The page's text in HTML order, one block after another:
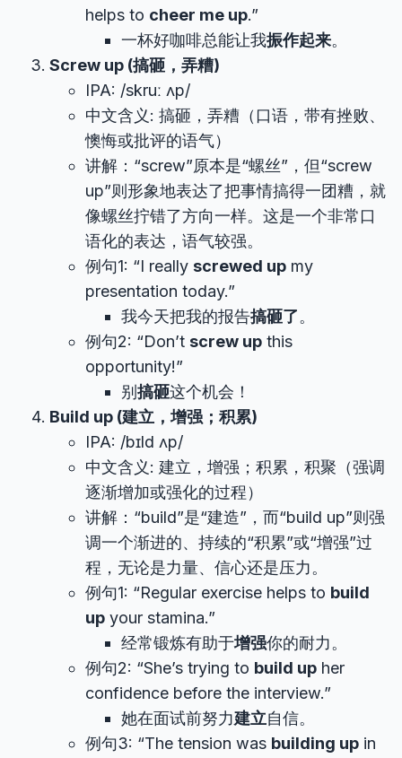
helps to cheer me up.”
一杯好咖啡总能让我振作起来。
Screw up (搞砸，弄糟)
IPA: /skruː ʌp/
中文含义: 搞砸，弄糟（口语，带有挫败、
懊悔或批评的语气）
讲解：“screw”原本是“螺丝”，但“screw
up”则形象地表达了把事情搞得一团糟，就
像螺丝拧错了方向一样。这是一个非常口
语化的表达，语气较强。
例句1: “I really screwed up my
presentation today.”
我今天把我的报告搞砸了。
例句2: “Don’t screw up this
opportunity!”
别搞砸这个机会！
Build up (建立，增强；积累)
IPA: /bɪld ʌp/
中文含义: 建立，增强；积累，积聚（强调
逐渐增加或强化的过程）
讲解：“build”是“建造”，而“build up”则强
调一个渐进的、持续的“积累”或“增强”过
程，无论是力量、信心还是压力。
例句1: “Regular exercise helps to build
up your stamina.”
经常锻炼有助于增强你的耐力。
例句2: “She’s trying to build up her
confidence before the interview.”
她在面试前努力建立自信。
例句3: “The tension was building up in